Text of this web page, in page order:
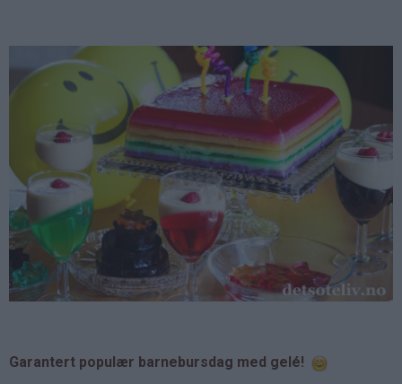
Garantert populær barnebursdag med gelé!